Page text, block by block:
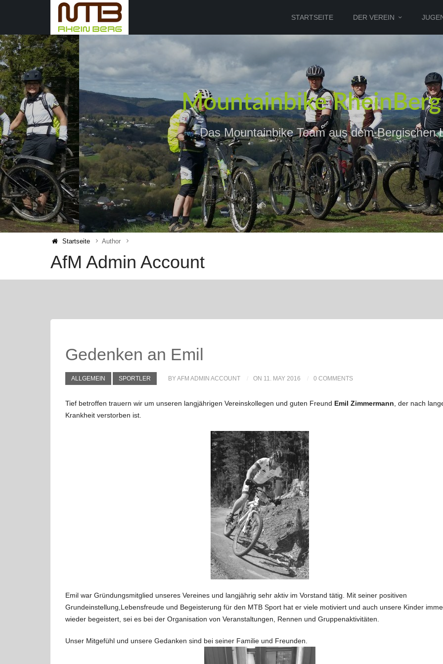
STARTSEITE DER VEREIN
Mountainbike RheinBerg
Das Mountainbike Team aus dem Bergischen
Startseite Author
AfM Admin Account
Gedenken an Emil
ALLGEMEIN SPORTLER BY AFM ADMIN ACCOUNT ON 11. MAY 2016 0 COMMENTS
Tief betroffen trauern wir um unseren langjährigen Vereinskollegen und guten Freund Emil Zimmermann , der nach
Krankheit verstorben ist.
Emil war Gründungsmitglied unseres Vereines und langjährig sehr aktiv im Vorstand tätig. Mit seiner positiven
Grundeinstellung,Lebensfreude und Begeisterung für den MTB Sport hat er viele motiviert und auch unsere Kinder
wieder begeistert, sei es bei der Organisation von Veranstaltungen, Rennen und Gruppenaktivitäten.
Unser Mitgefühl und unsere Gedanken sind bei seiner Familie und Freunden.